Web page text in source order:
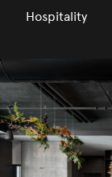
Hospitality